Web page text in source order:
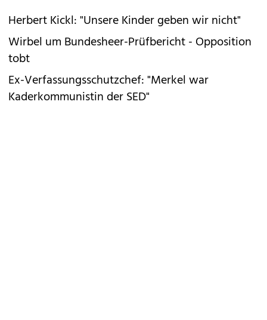
Herbert Kickl: "Unsere Kinder geben wir nicht"
Wirbel um Bundesheer-Prüfbericht - Opposition
tobt
Ex-Verfassungsschutzchef: "Merkel war
Kaderkommunistin der SED"